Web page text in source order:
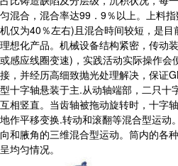
匀混合，混合率达99．9％以上。上料
机仅为40％左右)且混合時间较短，是
理想化产品。机械设备结构紧密，传动
或感应线圈变速)，实践活动实际操作会
接，并经历高细致抛光处理解决，保证
型十字轴悬装于主.从动轴端部，二只十
互相竖直。当齿轴被拖动旋转时，十字
地作平移变换.转动和滚翻等混合型运动
向和腋角的三维混合型运动。筒内的各
呈均匀情况。